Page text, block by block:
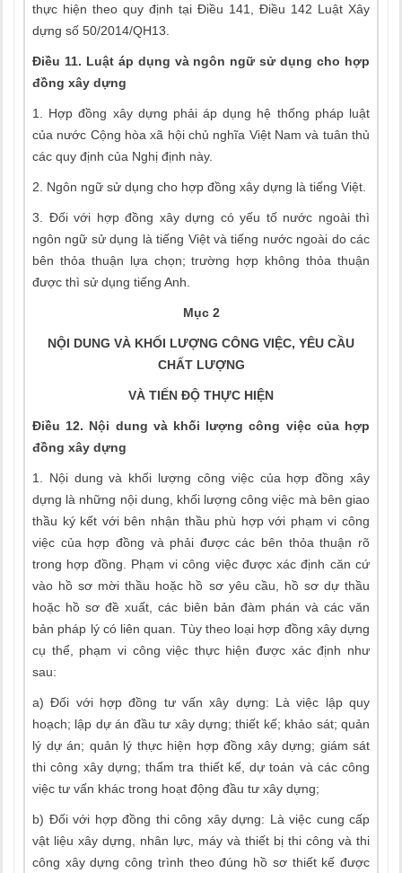
thực hiện theo quy định tại Điều 141, Điều 142 Luật Xây
dựng số 50/2014/QH13.
Điều 11. Luật áp dụng và ngôn ngữ sử dụng cho hợp
đồng xây dựng
1. Hợp đồng xây dựng phải áp dụng hệ thống pháp luật
của nước Cộng hòa xã hội chủ nghĩa Việt Nam và tuân thủ
các quy định của Nghị định này.
2. Ngôn ngữ sử dụng cho hợp đồng xây dựng là tiếng Việt.
3. Đối với hợp đồng xây dựng có yếu tố nước ngoài thì
ngôn ngữ sử dụng là tiếng Việt và tiếng nước ngoài do các
bên thỏa thuận lựa chọn; trường hợp không thỏa thuận
được thì sử dụng tiếng Anh.
Mục 2
NỘI DUNG VÀ KHỐI LƯỢNG CÔNG VIỆC, YÊU CẦU
CHẤT LƯỢNG
VÀ TIẾN ĐỘ THỰC HIỆN
Điều 12. Nội dung và khối lượng công việc của hợp
đồng xây dựng
1. Nội dung và khối lượng công việc của hợp đồng xây
dựng là những nội dung, khối lượng công việc mà bên giao
thầu ký kết với bên nhận thầu phù hợp với phạm vi công
việc của hợp đồng và phải được các bên thỏa thuận rõ
trong hợp đồng. Phạm vi công việc được xác định căn cứ
vào hồ sơ mời thầu hoặc hồ sơ yêu cầu, hồ sơ dự thầu
hoặc hồ sơ đề xuất, các biên bản đàm phán và các văn
bản pháp lý có liên quan. Tùy theo loại hợp đồng xây dựng
cụ thể, phạm vi công việc thực hiện được xác định như
sau:
a) Đối với hợp đồng tư vấn xây dựng: Là việc lập quy
hoạch; lập dự án đầu tư xây dựng; thiết kế; khảo sát; quản
lý dự án; quản lý thực hiện hợp đồng xây dựng; giám sát
thi công xây dựng; thẩm tra thiết kế, dự toán và các công
việc tư vấn khác trong hoạt động đầu tư xây dựng;
b) Đối với hợp đồng thi công xây dựng: Là việc cung cấp
vật liệu xây dựng, nhân lực, máy và thiết bị thi công và thi
công xây dựng công trình theo đúng hồ sơ thiết kế được